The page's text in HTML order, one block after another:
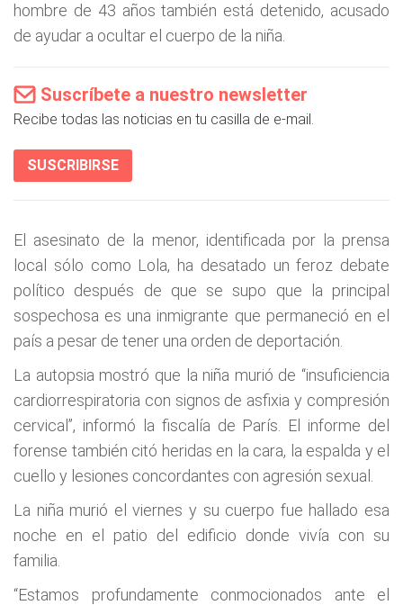
hombre de 43 años también está detenido, acusado
de ayudar a ocultar el cuerpo de la niña.
Suscríbete a nuestro newsletter
Recibe todas las noticias en tu casilla de e-mail.
SUSCRIBIRSE
El asesinato de la menor, identificada por la prensa
local sólo como Lola, ha desatado un feroz debate
político después de que se supo que la principal
sospechosa es una inmigrante que permaneció en el
país a pesar de tener una orden de deportación.
La autopsia mostró que la niña murió de “insuficiencia
cardiorrespiratoria con signos de asfixia y compresión
cervical”, informó la fiscalía de París. El informe del
forense también citó heridas en la cara, la espalda y el
cuello y lesiones concordantes con agresión sexual.
La niña murió el viernes y su cuerpo fue hallado esa
noche en el patio del edificio donde vivía con su
familia.
“Estamos profundamente conmocionados ante el